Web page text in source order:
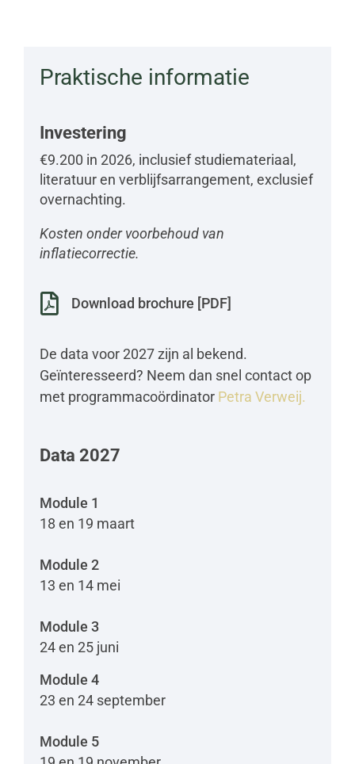
Praktische informatie
Investering
€9.200 in 2026, inclusief studiemateriaal,
literatuur en verblijfsarrangement, exclusief
overnachting.
Kosten onder voorbehoud van
inflatiecorrectie.
 Download brochure [PDF]
De data voor 2027 zijn al bekend.
Geïnteresseerd? Neem dan snel contact op
met programmacoördinator Petra Verweij.
Data 2027
Module 1
18 en 19 maart
Module 2
13 en 14 mei
Module 3
24 en 25 juni
Module 4
23 en 24 september
Module 5